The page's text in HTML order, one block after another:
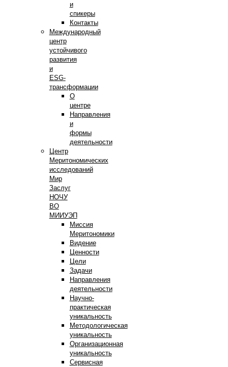
и
спикеры
Контакты
Международный
центр
устойчивого
развития
и
ESG-
трансформации
О
центре
Направления
и
формы
деятельности
Центр
Меритономических
исследований
Мир
Заслуг
НОЧУ
ВО
МИИУЭП
Миссия
Меритономики
Видение
Ценности
Цели
Задачи
Направления
деятельности
Научно-
практическая
уникальность
Методологическая
уникальность
Организационная
уникальность
Сервисная